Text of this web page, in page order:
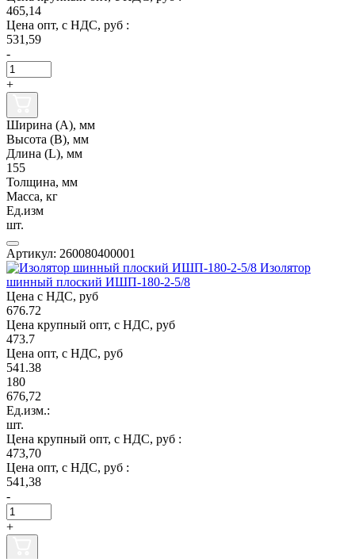
465,14
Цена опт, с НДС, руб :
531,59
-
+
Ширина (А), мм
Высота (В), мм
Длина (L), мм
155
Толщина, мм
Масса, кг
Ед.изм
шт.
Артикул: 260080400001
Изолятор
шинный плоский ИШП-180-2-5/8
Цена с НДС, руб
676.72
Цена крупный опт, с НДС, руб
473.7
Цена опт, с НДС, руб
541.38
180
676,72
Ед.изм.:
шт.
Цена крупный опт, с НДС, руб :
473,70
Цена опт, с НДС, руб :
541,38
-
+